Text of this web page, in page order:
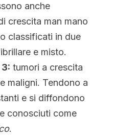
anche
crescita man mano
classificati in due
e misto.
tumori a crescita
maligni. Tendono a
e si diffondono
conosciuti come
.